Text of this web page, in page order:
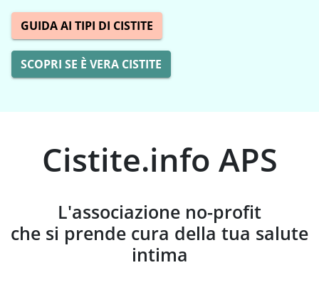
GUIDA AI TIPI DI CISTITE
SCOPRI SE È VERA CISTITE
Cistite.info APS
L'associazione no-profit
che si prende cura della tua salute
intima